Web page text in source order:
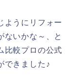
ようにリフォー
ないかな～、と
比較プロの公式
できました♪